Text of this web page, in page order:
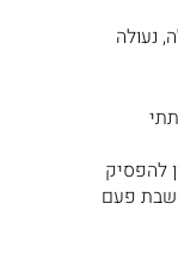
נעולה
להפסיק
פעם